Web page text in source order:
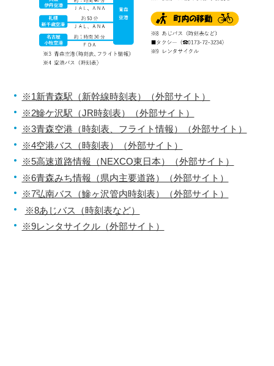
※1新青森駅（新幹線時刻表）（外部サイト）
※2鰺ケ沢駅（JR時刻表）（外部サイト）
※3青森空港（時刻表、フライト情報）（外部サイト）
※4空港バス（時刻表）（外部サイト）
※5高速道路情報（NEXCO東日本）（外部サイト）
※6青森みち情報（県内主要道路）（外部サイト）
※7弘南バス（鰺ヶ沢管内時刻表）（外部サイト）
※8あじバス（時刻表など）
※9レンタサイクル（外部サイト）